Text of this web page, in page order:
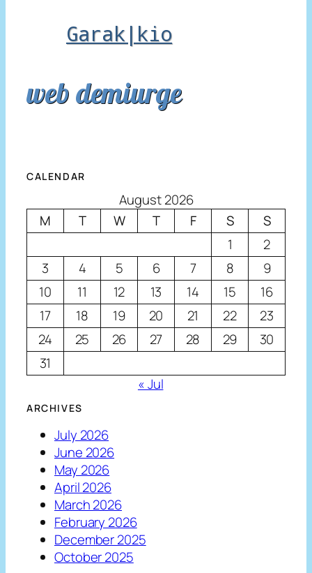
Garak|kio
web demiurge
CALENDAR
August 2026
M
T W T F S
S
1
2
3
4 5 6 7 8
9
10
11 12 13 14 15
16
17
18 19 20 21 22
23
24
25 26 27 28 29
30
31
« Jul
ARCHIVES
July 2026
June 2026
May 2026
April 2026
March 2026
February 2026
December 2025
October 2025